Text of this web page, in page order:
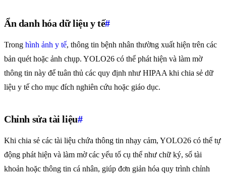
Ẩn danh hóa dữ liệu y tế#
Trong hình ảnh y tế, thông tin bệnh nhân thường xuất hiện trên các
bản quét hoặc ảnh chụp. YOLO26 có thể phát hiện và làm mờ
thông tin này để tuân thủ các quy định như HIPAA khi chia sẻ dữ
liệu y tế cho mục đích nghiên cứu hoặc giáo dục.
Chỉnh sửa tài liệu#
Khi chia sẻ các tài liệu chứa thông tin nhạy cảm, YOLO26 có thể tự
động phát hiện và làm mờ các yếu tố cụ thể như chữ ký, số tài
khoản hoặc thông tin cá nhân, giúp đơn giản hóa quy trình chỉnh